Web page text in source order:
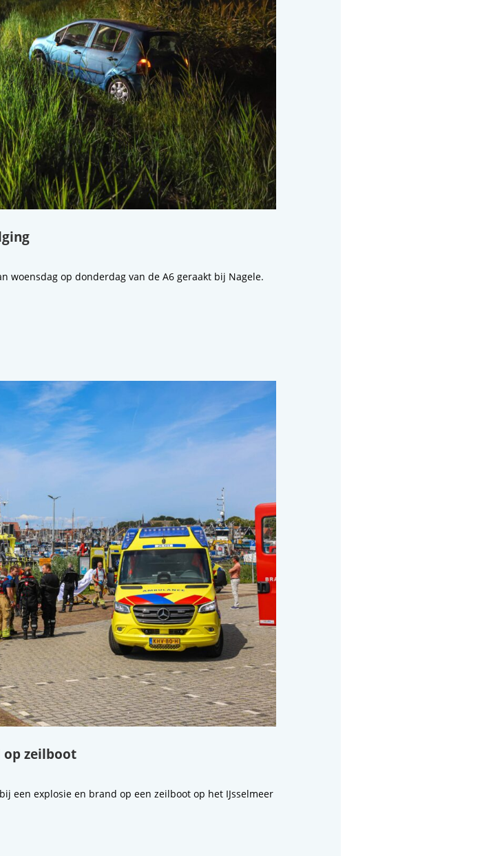
woensdag op donderdag van de A6 geraakt bij Nagele.
op zeilboot
een explosie en brand op een zeilboot op het IJsselmeer